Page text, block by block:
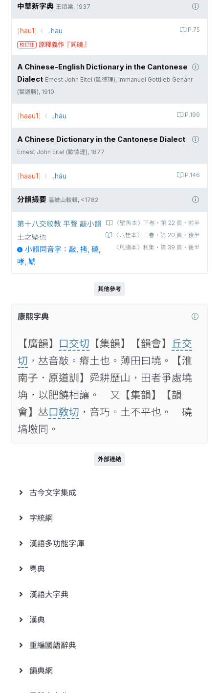
中華新字典 王頌棠, 1937
P.75
[hau1] ꜀hau
校訂註 原釋義作『同磽』
A Chinese-English Dictionary in the Cantonese
Dialect Ernest John Eitel (歐德理), Immanuel Gottlieb Genähr
(葉道勝), 1910
P.199
[haau1] ꜀háu
A Chinese Dictionary in the Cantonese Dialect
Ernest John Eitel (歐德理), 1877
P.146
[haau1] ꜀háu
分韻撮要 溫岐山較輯, <1782
〈壁魚本〉下卷‧第 22 頁‧前半
〈六桂本〉三卷‧第 20 頁‧後半
〈尺牘本〉利集‧第 39 頁‧後半
第十八交絞教 平聲 敲小韻
土之堅也
小韻同音字：敲, 拷, 磽,
哮, 虓
其他參考
康熙字典
【廣韻】 口交切 【集韻】 【韻會】 丘交
切 ，𠀤音敲。瘠土也。薄田曰墝。
【淮
南子．原道訓】 舜耕歷山，田者爭處墝
埆，以肥饒相讓。 又
【集韻】
【韻
會】 𠀤口敎切 ，音巧。土不平也。 磽
塙墽同。
外部連結
古今文字集成
字統網
漢語多功能字庫
粵典
漢語大字典
漢典
重編國語辭典
韻典網